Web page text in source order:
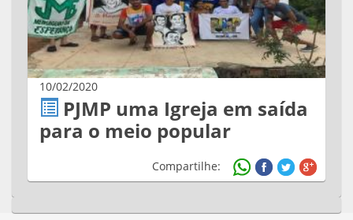
10/02/2020
PJMP uma Igreja em saída
para o meio popular
Compartilhe: